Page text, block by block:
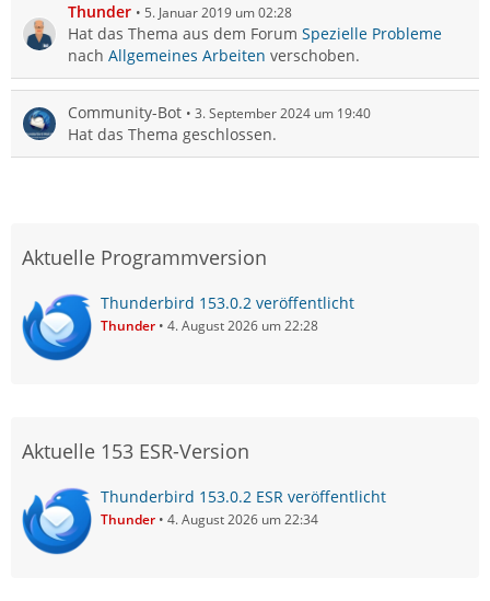
Thunder 5. Januar 2019 um 02:28
Hat das Thema aus dem Forum Spezielle Probleme
nach Allgemeines Arbeiten verschoben.
Community-Bot 3. September 2024 um 19:40
Hat das Thema geschlossen.
Aktuelle Programmversion
Thunderbird 153.0.2 veröffentlicht
Thunder 4. August 2026 um 22:28
Aktuelle 153 ESR-Version
Thunderbird 153.0.2 ESR veröffentlicht
Thunder 4. August 2026 um 22:34